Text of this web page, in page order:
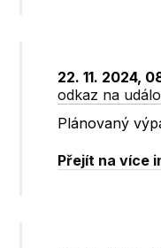
22. 11. 2024,
odkaz na
Plánovaný
Přejít na více